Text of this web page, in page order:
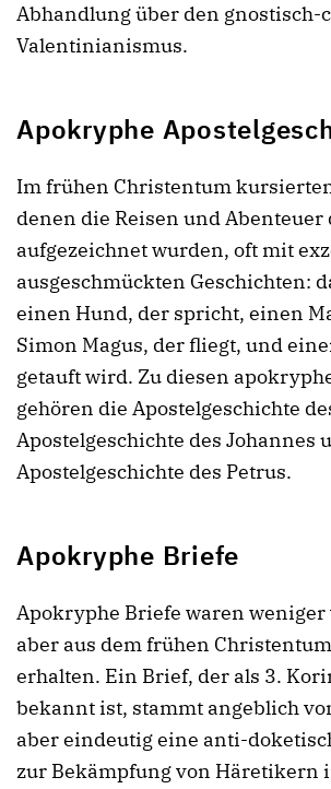
Abhandlung über den
Valentinianismus.
Apokryphe
Im frühen Christentum
denen die Reisen und Abenteuer
aufgezeichnet wurden, oft mit
ausgeschmückten Geschichten:
einen Hund, der spricht, einen
Simon Magus, der fliegt, und
getauft wird. Zu diesen
gehören die Apostelgeschichte
Apostelgeschichte des Johannes
Apostelgeschichte des Petrus.
Apokryphe Briefe
Apokryphe Briefe waren
aber aus dem frühen
erhalten. Ein Brief, der als 3.
bekannt ist, stammt angeblich
aber eindeutig eine anti-
zur Bekämpfung von Häretikern